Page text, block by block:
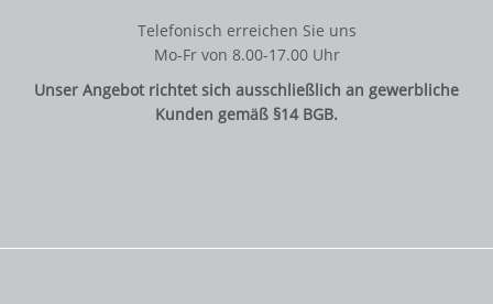
Telefonisch erreichen Sie uns
Mo-Fr von 8.00-17.00 Uhr
Unser Angebot richtet sich ausschließlich an gewerbliche
Kunden gemäß §14 BGB.